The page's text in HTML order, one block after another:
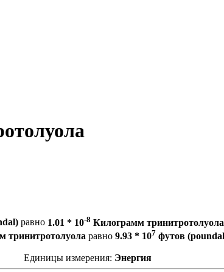
равно 1.01 * 10-8 Килограмм тринитротолуола
тринитротолуола равно 9.93 * 107 футов
Единицы измерения: Энергия